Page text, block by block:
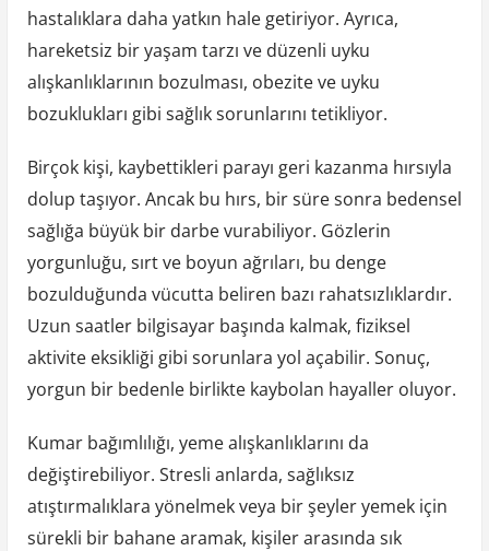
hastalıklara daha yatkın hale getiriyor. Ayrıca,
hareketsiz bir yaşam tarzı ve düzenli uyku
alışkanlıklarının bozulması, obezite ve uyku
bozuklukları gibi sağlık sorunlarını tetikliyor.
Birçok kişi, kaybettikleri parayı geri kazanma hırsıyla
dolup taşıyor. Ancak bu hırs, bir süre sonra bedensel
sağlığa büyük bir darbe vurabiliyor. Gözlerin
yorgunluğu, sırt ve boyun ağrıları, bu denge
bozulduğunda vücutta beliren bazı rahatsızlıklardır.
Uzun saatler bilgisayar başında kalmak, fiziksel
aktivite eksikliği gibi sorunlara yol açabilir. Sonuç,
yorgun bir bedenle birlikte kaybolan hayaller oluyor.
Kumar bağımlılığı, yeme alışkanlıklarını da
değiştirebiliyor. Stresli anlarda, sağlıksız
atıştırmalıklara yönelmek veya bir şeyler yemek için
sürekli bir bahane aramak, kişiler arasında sık